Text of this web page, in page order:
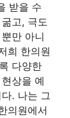
받을 수
고, 극도
만 아니
희 한의원
다양한
상을 예
. 나는 그
의원에서